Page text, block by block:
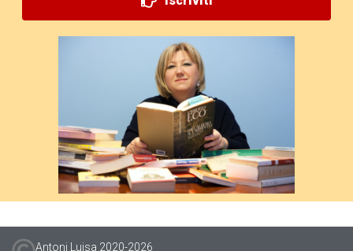
Antoni Luisa 2020-2026